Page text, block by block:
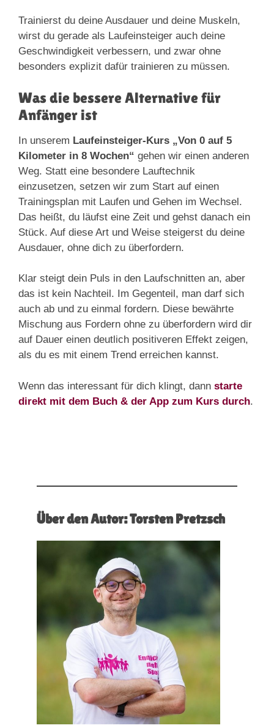
Trainierst du deine Ausdauer und deine Muskeln,
wirst du gerade als Laufeinsteiger auch deine
Geschwindigkeit verbessern, und zwar ohne
besonders explizit dafür trainieren zu müssen.
Was die bessere Alternative für
Anfänger ist
In unserem Laufeinsteiger-Kurs „Von 0 auf 5
Kilometer in 8 Wochen“ gehen wir einen anderen
Weg. Statt eine besondere Lauftechnik
einzusetzen, setzen wir zum Start auf einen
Trainingsplan mit Laufen und Gehen im Wechsel.
Das heißt, du läufst eine Zeit und gehst danach ein
Stück. Auf diese Art und Weise steigerst du deine
Ausdauer, ohne dich zu überfordern.
Klar steigt dein Puls in den Laufschnitten an, aber
das ist kein Nachteil. Im Gegenteil, man darf sich
auch ab und zu einmal fordern. Diese bewährte
Mischung aus Fordern ohne zu überfordern wird dir
auf Dauer einen deutlich positiveren Effekt zeigen,
als du es mit einem Trend erreichen kannst.
Wenn das interessant für dich klingt, dann starte
direkt mit dem Buch & der App zum Kurs durch.
Über den Autor: Torsten Pretzsch